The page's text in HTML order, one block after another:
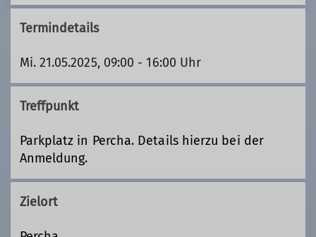
Termindetails
Mi. 21.05.2025, 09:00 - 16:00 Uhr
Treffpunkt
Parkplatz in Percha. Details hierzu bei der
Anmeldung.
Zielort